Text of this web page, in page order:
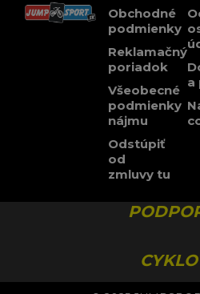
Obchodné
podmienky
Reklamačný
poriadok
Všeobecné
podmienky
nájmu
Odstúpiť
od
zmluvy tu
a